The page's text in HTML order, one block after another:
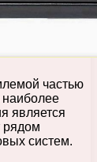
частью
является
рядом
систем.